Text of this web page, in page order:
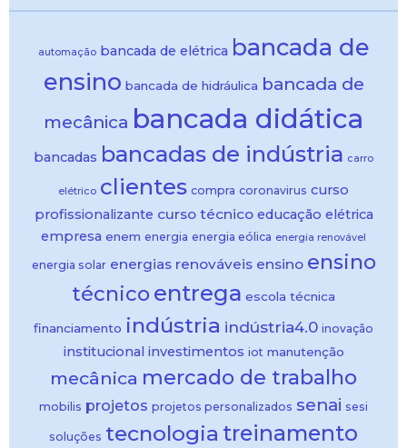
automação bancada de elétrica bancada de
ensino bancada de hidráulica bancada de
mecânica bancada didática
bancadas bancadas de indústria carro
elétrico clientes compra coronavirus curso
profissionalizante curso técnico educação elétrica
empresa enem energia energia eólica energia renovável
energia solar energias renováveis ensino ensino
técnico entrega escola técnica
financiamento indústria indústria4.0 inovação
institucional investimentos iot manutenção
mecânica mercado de trabalho
mobilis projetos projetos personalizados senai sesi
soluções tecnologia treinamento